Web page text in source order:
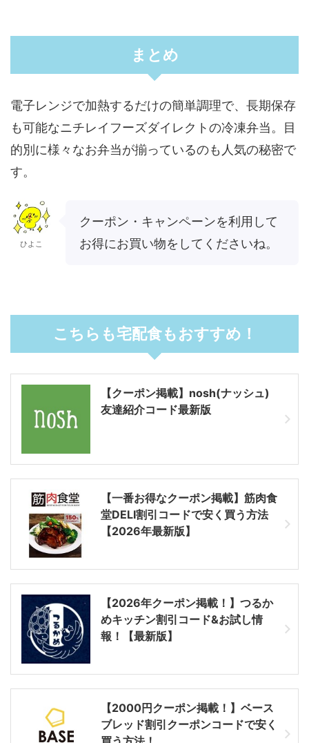
まとめ
電子レンジで加熱するだけの簡単調理で、長期保存
も可能なニチレイフーズダイレクトの冷凍弁当。目
的別に様々なお弁当が揃っているのも人気の秘密で
す。
ひよこ
クーポン・キャンペーンを利用して
お得にお買い物をしてくださいね。
こちらも宅配食もおすすめ！
【クーポン掲載】nosh(ナッシュ)
友達紹介コード最新版
【一番お得なクーポン掲載】筋肉食
堂DELI割引コードで安く買う方法
【2026年最新版】
【2026年クーポン掲載！】つるか
めキッチン割引コード&お試し情
報！【最新版】
【2000円クーポン掲載！】ベース
ブレッド割引クーポンコードで安く